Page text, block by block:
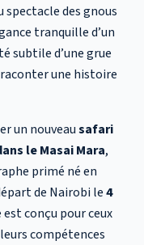
spectacle des gnous
tranquille d’un
subtile d’une grue
une histoire
un nouveausafari
le Masai Mara,
primé né en
de Nairobi le4
conçu pour ceux
compétences